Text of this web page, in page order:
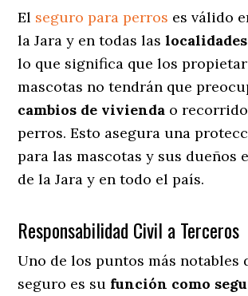
El seguro para perros es válido
la Jara y en todas las
lo que significa que los
mascotas no tendrán que
cambios de vivienda o
perros. Esto asegura una
para las mascotas y sus dueños
de la Jara y en todo el país.
Responsabilidad Civil a Terceros
Uno de los puntos más notables
seguro es su función como